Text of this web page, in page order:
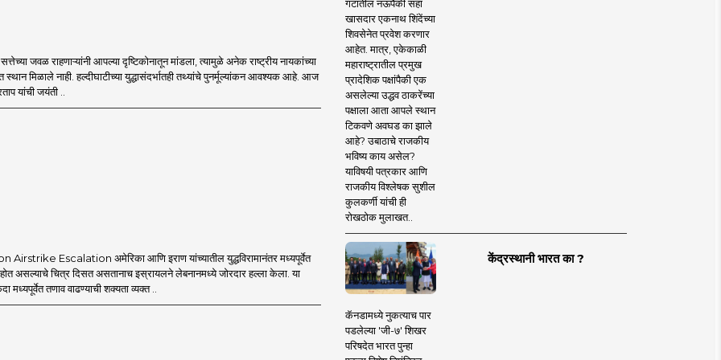
जवळ राहणाऱ्यांनी आपल्या दृष्टिकोनातून मांडला, त्यामुळे अनेक राष्ट्रीय नायकांच्या
स्थान मिळाले नाही. हल्दीघाटीच्या युद्धासंदर्भातही तथ्यांचे पुनर्मूल्यांकन आवश्यक आहे. आज
यांची जयंती ..
Escalation अमेरिका आणि इराण यांच्यातील युद्धविरामानंतर मध्यपूर्वेत
होत असल्याचे चित्र दिसत असतानाच इस्रायलने लेबनानमध्ये जोरदार हल्ला केला. या
मध्यपूर्वेत तणाव वाढण्याची शक्यता व्यक्त ..
गटातील नऊपैकी सहा
खासदार एकनाथ शिंदेंच्या
शिवसेनेत प्रवेश करणार
आहेत. मात्र, एकेकाळी
महाराष्ट्रातील प्रमुख
प्रादेशिक पक्षांपैकी एक
असलेल्या उद्धव ठाकरेंच्या
पक्षाला आता आपले स्थान
टिकवणे अवघड का झाले
आहे? उबाठाचे राजकीय
भविष्य काय असेल?
याविषयी पत्रकार आणि
राजकीय विश्लेषक सुशील
कुलकर्णी यांची ही
रोखठोक मुलाखत..
केंद्रस्थानी भारत का ?
कॅनडामध्ये नुकत्याच पार
पडलेल्या 'जी-७' शिखर
परिषदेत भारत पुन्हा